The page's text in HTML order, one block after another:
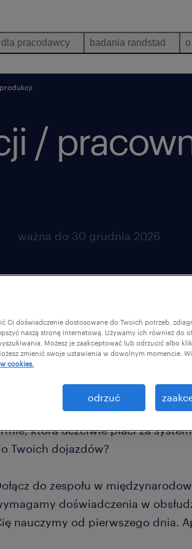
dla pracodawcy badania randstad
/
ważna do 30 grudnia 2026
Szukasz stabilnej pracy w
z czegoś więcej niż tylko „gołej”
która uczciwie płaci za
Twoich dojazdów?
do zespołu w
doświadczenia w
nauczymy od pierwszego dnia.
Ci doświadczenie dostosowane do Twoich potrzeb,
naszą stronę internetową. Używamy ich również do
Możesz je zaakceptować lub odrzucić albo
zmienić swoje ustawienia w dowolnym momencie.
cookies.
odrzuć